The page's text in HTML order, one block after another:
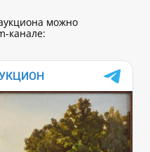
можно
канале: